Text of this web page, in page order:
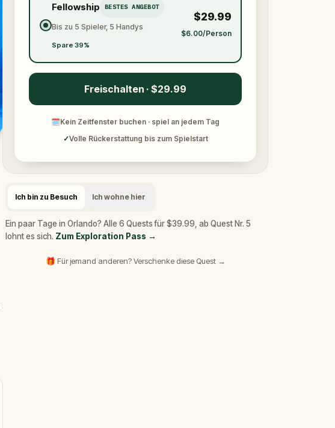
Fellowship BESTES ANGEBOT
Bis zu 5 Spieler, 5 Handys
Spare 39%
$29.99
$6.00/Person
Freischalten · $29.99
🗓Kein Zeitfenster buchen · spiel an jedem Tag
✓Volle Rückerstattung bis zum Spielstart
Ich bin zu Besuch Ich wohne hier
Ein paar Tage in Orlando? Alle 6 Quests für $39.99, ab Quest Nr. 5
lohnt es sich. Zum Exploration Pass →
🎁 Für jemand anderen? Verschenke diese Quest →